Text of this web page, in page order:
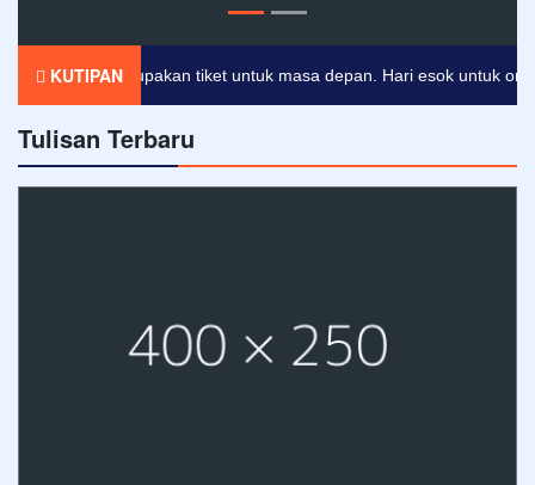
KUTIPAN
merupakan tiket untuk masa depan. Hari esok untuk
Tulisan Terbaru